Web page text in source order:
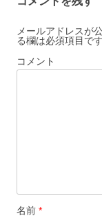
ゲ
ー
シ
ョ
メールアドレスが
る欄は必須項目です
コメント
名前 *